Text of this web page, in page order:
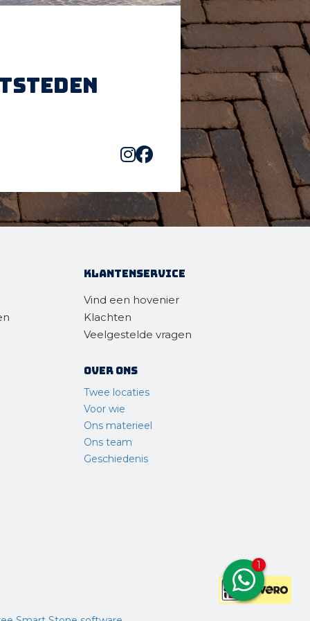
Klantenservice
Vind een hovenier
Klachten
Veelgestelde vragen
Over ons
Twee locaties
Voor wie
Ons materieel
Ons team
Geschiedenis
1